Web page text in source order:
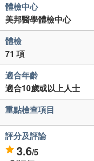
體檢中心
美邦醫學體檢中心
體檢
71 項
適合年齡
適合10歲或以上人士
重點檢查項目
評分及評論
3.6/5